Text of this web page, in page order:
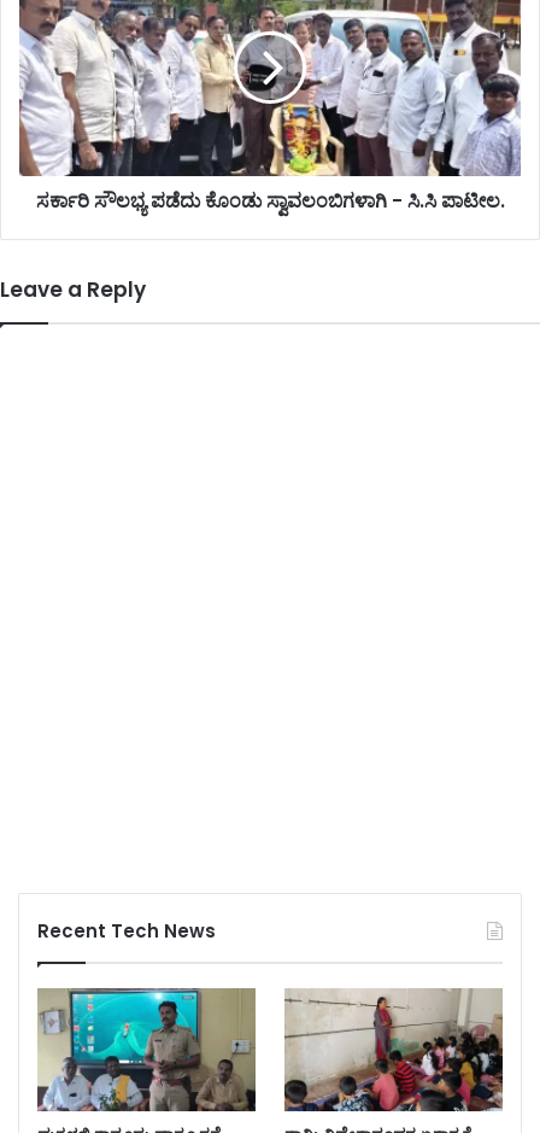
ಸರ್ಕಾರಿ ಸೌಲಭ್ಯ ಪಡೆದು ಕೊಂಡು ಸ್ವಾವಲಂಬಿಗಳಾಗಿ - ಸಿ.ಸಿ ಪಾಟೀಲ.
Leave a Reply
Recent Tech News